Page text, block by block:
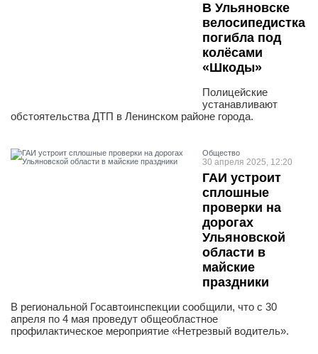
В Ульяновске
велосипедистка
погибла под
колёсами
«Шкоды»
Полицейские
устанавливают
обстоятельства ДТП в Ленинском районе города.
Общество
30 апреля 2025, 12:20
ГАИ устроит
сплошные
проверки на
дорогах
Ульяновской
области в
майские
праздники
В региональной Госавтоинспекции сообщили, что с 30
апреля по 4 мая проведут общеобластное
профилактическое мероприятие «Нетрезвый водитель».